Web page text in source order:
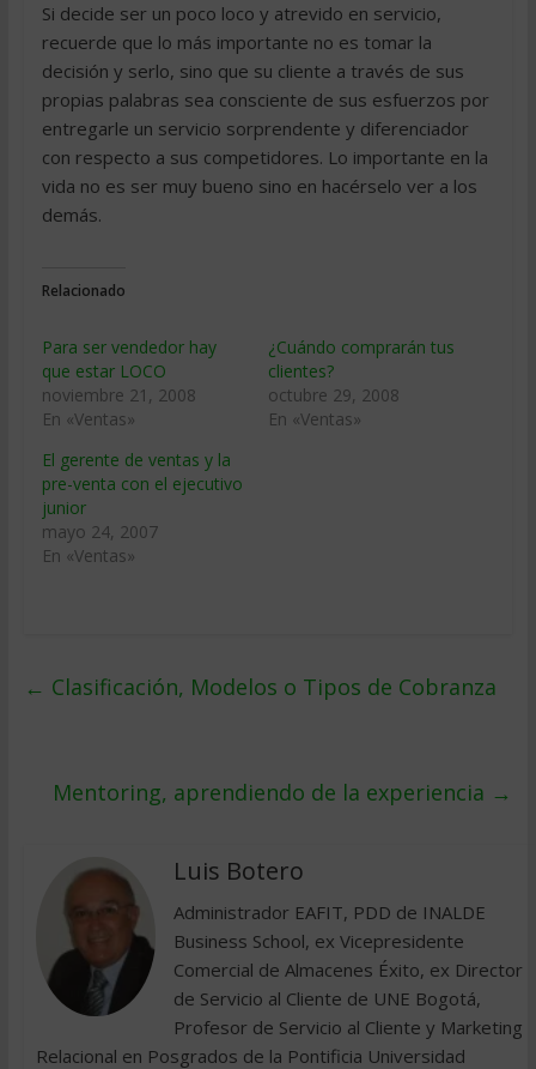
Si decide ser un poco loco y atrevido en servicio,
recuerde que lo más importante no es tomar la
decisión y serlo, sino que su cliente a través de sus
propias palabras sea consciente de sus esfuerzos por
entregarle un servicio sorprendente y diferenciador
con respecto a sus competidores. Lo importante en la
vida no es ser muy bueno sino en hacérselo ver a los
demás.
Relacionado
Para ser vendedor hay
que estar LOCO
noviembre 21, 2008
En «Ventas»
¿Cuándo comprarán tus
clientes?
octubre 29, 2008
En «Ventas»
El gerente de ventas y la
pre-venta con el ejecutivo
junior
mayo 24, 2007
En «Ventas»
← Clasificación, Modelos o Tipos de Cobranza
Mentoring, aprendiendo de la experiencia →
Luis Botero
Administrador EAFIT, PDD de INALDE
Business School, ex Vicepresidente
Comercial de Almacenes Éxito, ex Director
de Servicio al Cliente de UNE Bogotá,
Profesor de Servicio al Cliente y Marketing
Relacional en Posgrados de la Pontificia Universidad